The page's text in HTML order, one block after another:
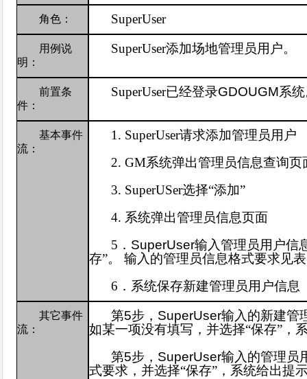
角色： SuperUser
用例说
明：
SuperUser添加场地管理员用户。
前置条
件：
SuperUser已经登录GDOUGM系
基本事件
流：
1. SuperUser请求添加管理员用户
2. GM系统弹出管理员信息查询页
3. SuperUSer选择“添加”
4. 系统弹出管理员信息页面
5 ． SuperUser输入管理员用户信
存”。 输入的管理员信息格式要求见表
6 ．系统保存新建管理员用户信息
其它事件
流：
第5步， SuperUser输入的新建管
如某一项没有填写，并选择“保存”，
第5步， SuperUser输入的管理员
式要求，并选择“保存”，系统给出提